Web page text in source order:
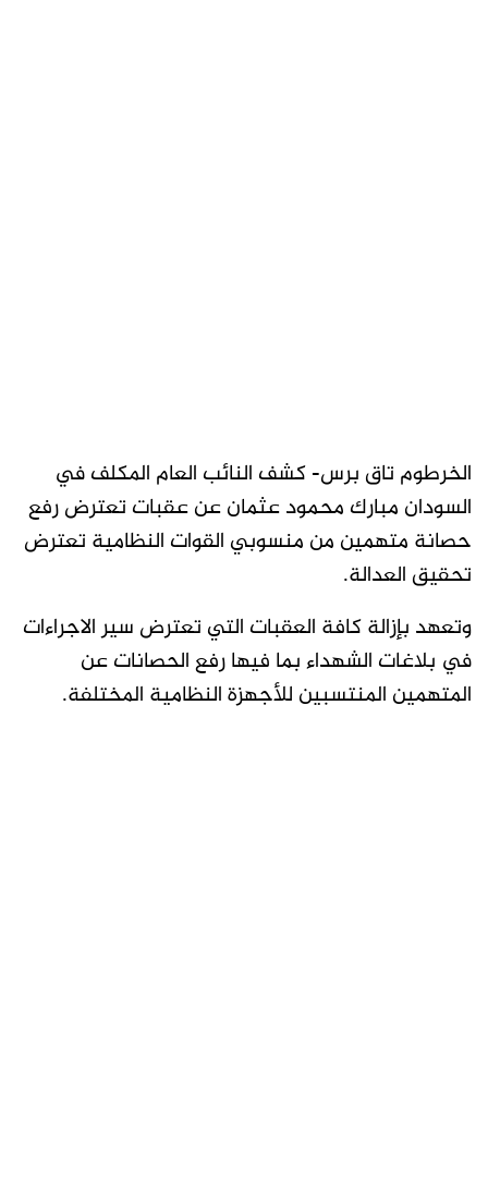
الخرطوم تاق برس- كشف النائب العام المكلف في
السودان مبارك محمود عثمان عن عقبات تعترض رفع
حصانة متهمين من منسوبي القوات النظامية تعترض
تحقيق العدالة.
وتعهد بإزالة كافة العقبات التي تعترض سير الاجراءات
في بلاغات الشهداء بما فيها رفع الحصانات عن
المتهمين المنتسبين للأجهزة النظامية المختلفة.